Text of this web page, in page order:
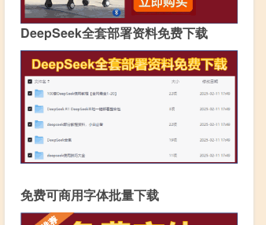
DeepSeek全套部署资料免费下载
免费可商用字体批量下载